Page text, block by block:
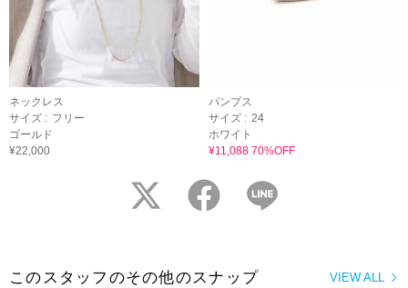
ネックレス
サイズ : フリー
ゴールド
¥22,000
パンプス
サイズ : 24
ホワイト
¥11,088 70%OFF
twitter facebook
VIEW ALL
このスタッフのその他のスナップ